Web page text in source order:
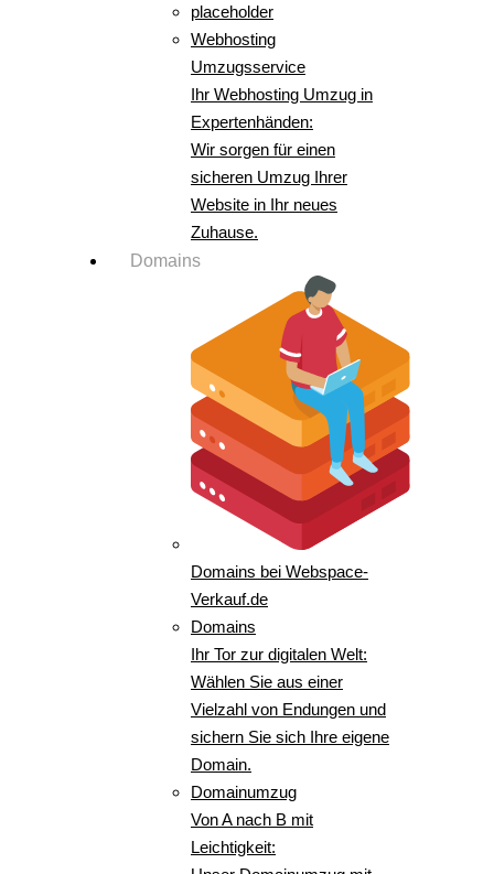
placeholder
Webhosting
Umzugsservice
Ihr Webhosting Umzug in
Expertenhänden:
Wir sorgen für einen
sicheren Umzug Ihrer
Website in Ihr neues
Zuhause.
Domains
Domains bei Webspace-
Verkauf.de
Domains
Ihr Tor zur digitalen Welt:
Wählen Sie aus einer
Vielzahl von Endungen und
sichern Sie sich Ihre eigene
Domain.
Domainumzug
Von A nach B mit
Leichtigkeit: